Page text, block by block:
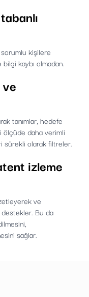
kişilere
kaybı olmadan.
tanımlar, hedefe
ölçüde daha verimli
sürekli olarak filtreler.
izleme
ve
destekler. Bu da
sağlar.